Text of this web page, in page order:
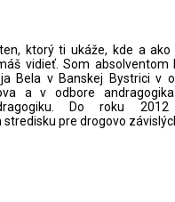
ktorý ti ukáže, kde a
vidieť. Som absolventom
Bela v Banskej Bystrici v
a v odbore
Do roku
pre drogovo